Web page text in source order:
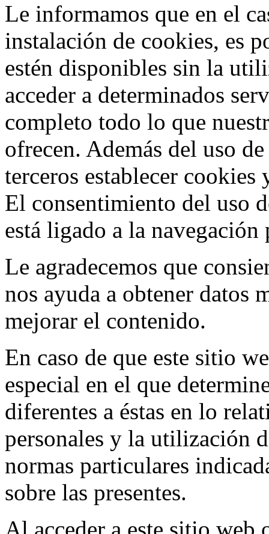
Le informamos que en el
instalación de cookies, es
estén disponibles sin la
acceder a determinados
completo todo lo que
ofrecen. Además del uso
terceros establecer cookies
El consentimiento del uso
está ligado a la navegación
Le agradecemos que
nos ayuda a obtener datos
mejorar el contenido.
En caso de que este sitio
especial en el que
diferentes a éstas en lo
personales y la utilización
normas particulares
sobre las presentes.